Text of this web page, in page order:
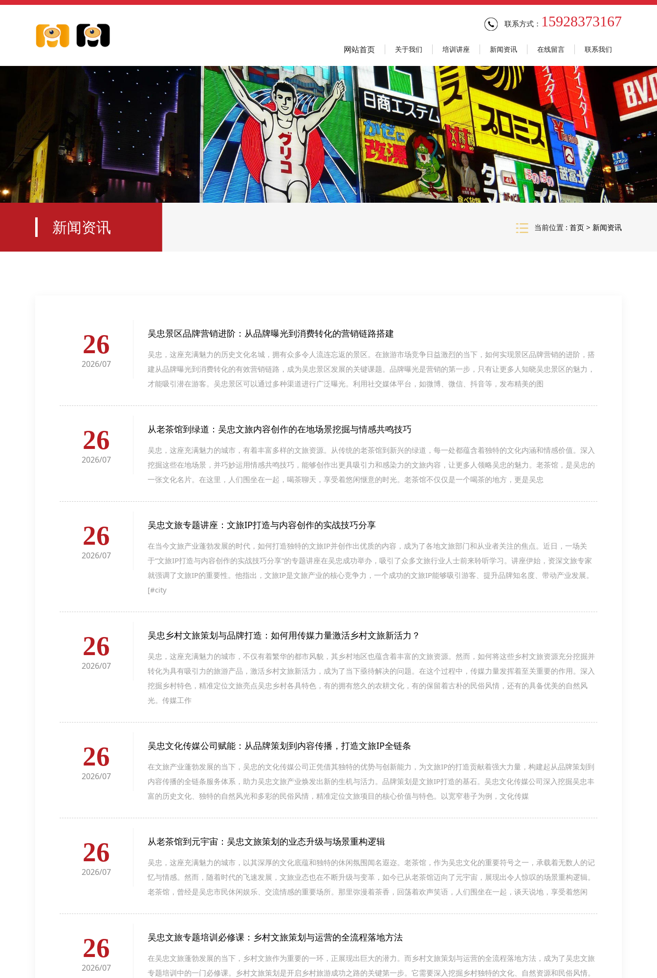
联系方式： 15928373167
网站首页 关于我们 培训讲座 新闻资讯 在线留言 联系我们
新闻资讯 当前位置 : 首页 > 新闻资讯
26
2026/07
吴忠景区品牌营销进阶：从品牌曝光到消费转化的营销链路搭建
吴忠，这座充满魅力的历史文化名城，拥有众多令人流连忘返的景区。在旅游市场竞争日益激烈的当下，如何实现景区品牌营销的进阶，搭
建从品牌曝光到消费转化的有效营销链路，成为吴忠景区发展的关键课题。品牌曝光是营销的第一步，只有让更多人知晓吴忠景区的魅力，
才能吸引潜在游客。吴忠景区可以通过多种渠道进行广泛曝光。利用社交媒体平台，如微博、微信、抖音等，发布精美的图
26
2026/07
从老茶馆到绿道：吴忠文旅内容创作的在地场景挖掘与情感共鸣技巧
吴忠，这座充满魅力的城市，有着丰富多样的文旅资源。从传统的老茶馆到新兴的绿道，每一处都蕴含着独特的文化内涵和情感价值。深入
挖掘这些在地场景，并巧妙运用情感共鸣技巧，能够创作出更具吸引力和感染力的文旅内容，让更多人领略吴忠的魅力。老茶馆，是吴忠的
一张文化名片。在这里，人们围坐在一起，喝茶聊天，享受着悠闲惬意的时光。老茶馆不仅仅是一个喝茶的地方，更是吴忠
26
2026/07
吴忠文旅专题讲座：文旅IP打造与内容创作的实战技巧分享
在当今文旅产业蓬勃发展的时代，如何打造独特的文旅IP并创作出优质的内容，成为了各地文旅部门和从业者关注的焦点。近日，一场关
于“文旅IP打造与内容创作的实战技巧分享”的专题讲座在吴忠成功举办，吸引了众多文旅行业人士前来聆听学习。讲座伊始，资深文旅专家
就强调了文旅IP的重要性。他指出，文旅IP是文旅产业的核心竞争力，一个成功的文旅IP能够吸引游客、提升品牌知名度、带动产业发展。
[#city
26
2026/07
吴忠乡村文旅策划与品牌打造：如何用传媒力量激活乡村文旅新活力？
吴忠，这座充满魅力的城市，不仅有着繁华的都市风貌，其乡村地区也蕴含着丰富的文旅资源。然而，如何将这些乡村文旅资源充分挖掘并
转化为具有吸引力的旅游产品，激活乡村文旅新活力，成为了当下亟待解决的问题。在这个过程中，传媒力量发挥着至关重要的作用。深入
挖掘乡村特色，精准定位文旅亮点吴忠乡村各具特色，有的拥有悠久的农耕文化，有的保留着古朴的民俗风情，还有的具备优美的自然风
光。传媒工作
26
2026/07
吴忠文化传媒公司赋能：从品牌策划到内容传播，打造文旅IP全链条
在文旅产业蓬勃发展的当下，吴忠的文化传媒公司正凭借其独特的优势与创新能力，为文旅IP的打造贡献着强大力量，构建起从品牌策划到
内容传播的全链条服务体系，助力吴忠文旅产业焕发出新的生机与活力。品牌策划是文旅IP打造的基石。吴忠文化传媒公司深入挖掘吴忠丰
富的历史文化、独特的自然风光和多彩的民俗风情，精准定位文旅项目的核心价值与特色。以宽窄巷子为例，文化传媒
26
2026/07
从老茶馆到元宇宙：吴忠文旅策划的业态升级与场景重构逻辑
吴忠，这座充满魅力的城市，以其深厚的文化底蕴和独特的休闲氛围闻名遐迩。老茶馆，作为吴忠文化的重要符号之一，承载着无数人的记
忆与情感。然而，随着时代的飞速发展，文旅业态也在不断升级与变革，如今已从老茶馆迈向了元宇宙，展现出令人惊叹的场景重构逻辑。
老茶馆，曾经是吴忠市民休闲娱乐、交流情感的重要场所。那里弥漫着茶香，回荡着欢声笑语，人们围坐在一起，谈天说地，享受着悠闲
26
2026/07
吴忠文旅专题培训必修课：乡村文旅策划与运营的全流程落地方法
在吴忠文旅蓬勃发展的当下，乡村文旅作为重要的一环，正展现出巨大的潜力。而乡村文旅策划与运营的全流程落地方法，成为了吴忠文旅
专题培训中的一门必修课。乡村文旅策划是开启乡村旅游成功之路的关键第一步。它需要深入挖掘乡村独特的文化、自然资源和民俗风情。